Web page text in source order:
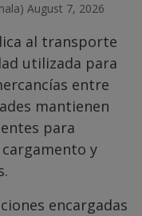
August 7, 2026
al transporte
utilizada para
entre
mantienen
para
y
encargadas